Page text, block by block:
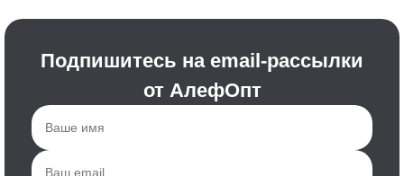
Подпишитесь на email-рассылки
от АлефОпт